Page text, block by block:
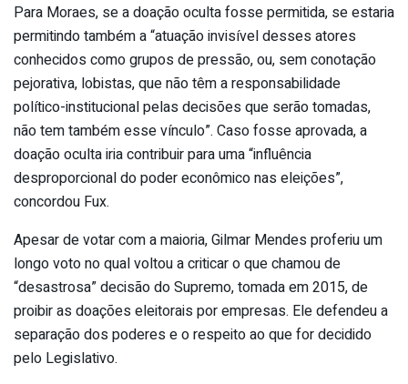
Para Moraes, se a doação oculta fosse permitida, se estaria
permitindo também a “atuação invisível desses atores
conhecidos como grupos de pressão, ou, sem conotação
pejorativa, lobistas, que não têm a responsabilidade
político-institucional pelas decisões que serão tomadas,
não tem também esse vínculo”. Caso fosse aprovada, a
doação oculta iria contribuir para uma “influência
desproporcional do poder econômico nas eleições”,
concordou Fux.
Apesar de votar com a maioria, Gilmar Mendes proferiu um
longo voto no qual voltou a criticar o que chamou de
“desastrosa” decisão do Supremo, tomada em 2015, de
proibir as doações eleitorais por empresas. Ele defendeu a
separação dos poderes e o respeito ao que for decidido
pelo Legislativo.